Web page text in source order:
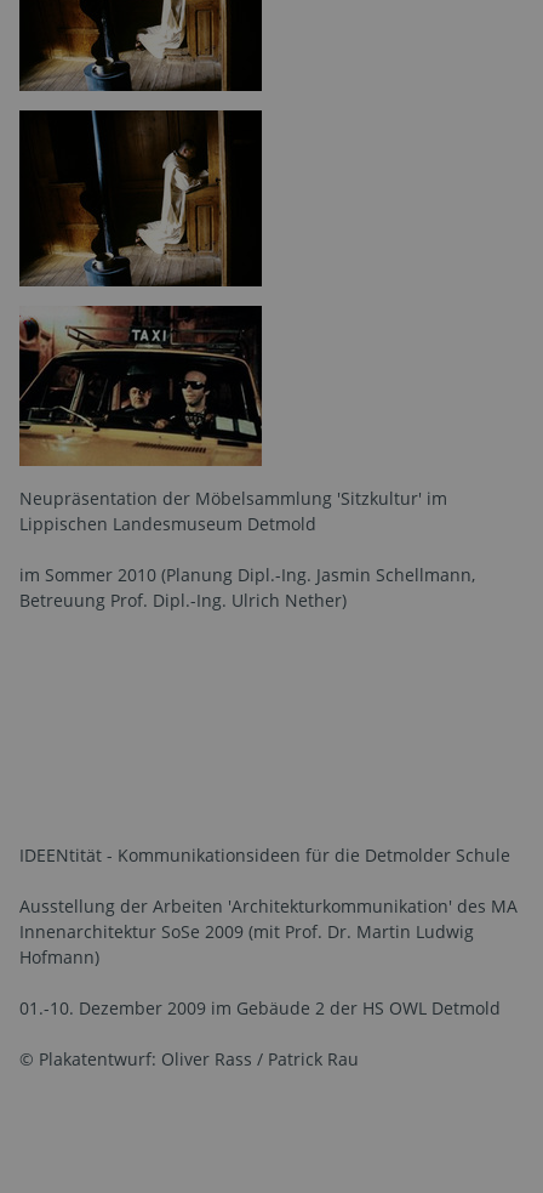
Neupräsentation der Möbelsammlung 'Sitzkultur' im
Lippischen Landesmuseum Detmold
im Sommer 2010 (Planung Dipl.-Ing. Jasmin Schellmann,
Betreuung Prof. Dipl.-Ing. Ulrich Nether)
IDEENtität - Kommunikationsideen für die Detmolder Schule
Ausstellung der Arbeiten 'Architekturkommunikation' des MA
Innenarchitektur SoSe 2009 (mit Prof. Dr. Martin Ludwig
Hofmann)
01.-10. Dezember 2009 im Gebäude 2 der HS OWL Detmold
© Plakatentwurf: Oliver Rass / Patrick Rau